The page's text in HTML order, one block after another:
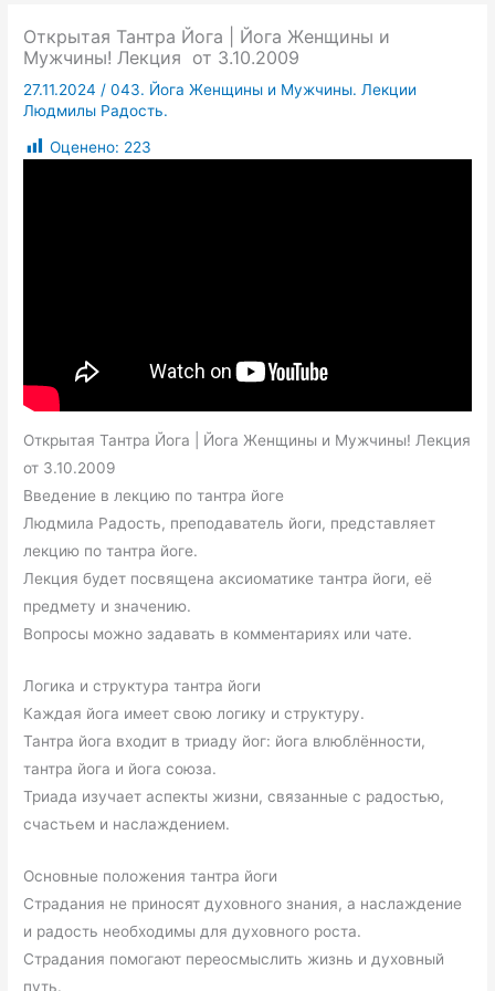
Открытая Тантра Йога | Йога Женщины и
Мужчины! Лекция от 3.10.2009
27.11.2024 /043. Йога Женщины и Мужчины. Лекции
Людмилы Радость.
Оценено: 223
Открытая Тантра Йога | Йога Женщины и Мужчины! Лекция
от 3.10.2009
Введение в лекцию по тантра йоге
Людмила Радость, преподаватель йоги, представляет
лекцию по тантра йоге.
Лекция будет посвящена аксиоматике тантра йоги, её
предмету и значению.
Вопросы можно задавать в комментариях или чате.
Логика и структура тантра йоги
Каждая йога имеет свою логику и структуру.
Тантра йога входит в триаду йог: йога влюблённости,
тантра йога и йога союза.
Триада изучает аспекты жизни, связанные с радостью,
счастьем и наслаждением.
Основные положения тантра йоги
Страдания не приносят духовного знания, а наслаждение
и радость необходимы для духовного роста.
Страдания помогают переосмыслить жизнь и духовный
путь.